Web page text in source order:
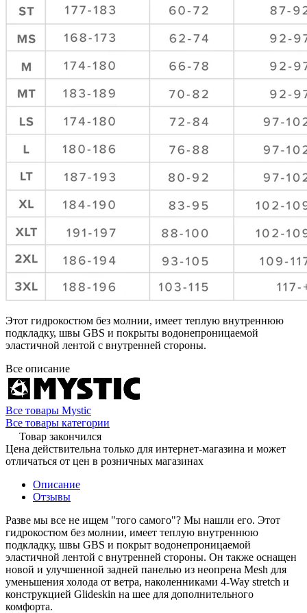
Этот гидрокостюм без молнии, имеет теплую внутреннюю
подкладку, швы GBS и покрыты водонепроницаемой
эластичной лентой с внутренней стороны.
Все описание
Все товары Mystic
Все товары категории
Товар закончился
Цена действительна только для интернет-магазина и может
отличаться от цен в розничных магазинах
Описание
Отзывы
Разве мы все не ищем "того самого"? Мы нашли его. Этот
гидрокостюм без молнии, имеет теплую внутреннюю
подкладку, швы GBS и покрыт водонепроницаемой
эластичной лентой с внутренней стороны. Он также оснащен
новой и улучшенной задней панелью из неопрена Mesh для
уменьшения холода от ветра, наколенниками 4-Way stretch и
конструкцией Glideskin на шее для дополнительного
комфорта.